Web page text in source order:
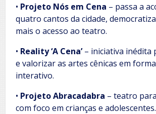
• Projeto Nós em Cena – passa a
quatro cantos da cidade,
mais o acesso ao teatro.
• Reality ‘A Cena’– iniciativa inédita
e valorizar as artes cênicas em
interativo.
• Projeto Abracadabra – teatro
com foco em crianças e adolescentes.